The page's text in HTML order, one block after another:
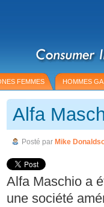
FEMMES HOMMES
Alfa
Posté par Mike
Alfa Maschio a
une société